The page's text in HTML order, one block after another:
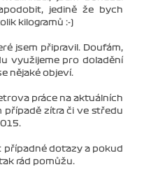
jedině že bych
kilogramů :-)
jsem připravil. Doufám,
využijeme pro doladění
nějaké objeví.
práce na aktuálních
zítra či ve středu
dotazy a pokud
rád pomůžu.